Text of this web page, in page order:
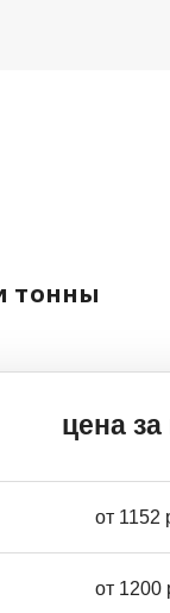
тонны
цена
от 1152
от 1200